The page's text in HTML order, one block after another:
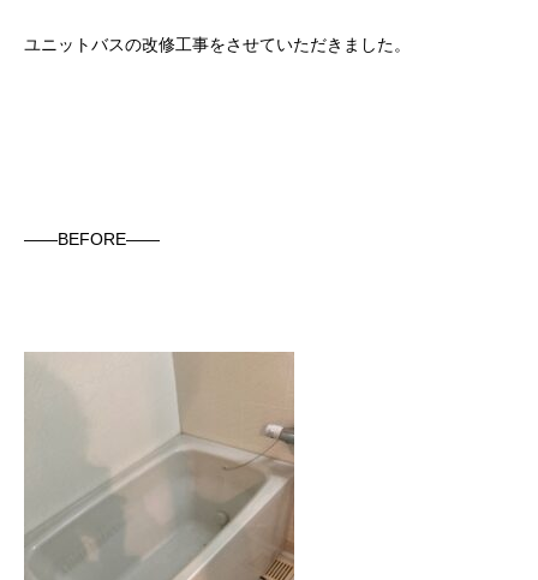
ユニットバスの改修工事をさせていただきました。
——BEFORE——